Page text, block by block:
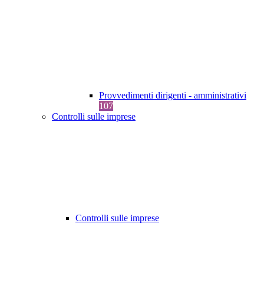
Provvedimenti dirigenti - amministrativi
107
Controlli sulle imprese
Controlli sulle imprese